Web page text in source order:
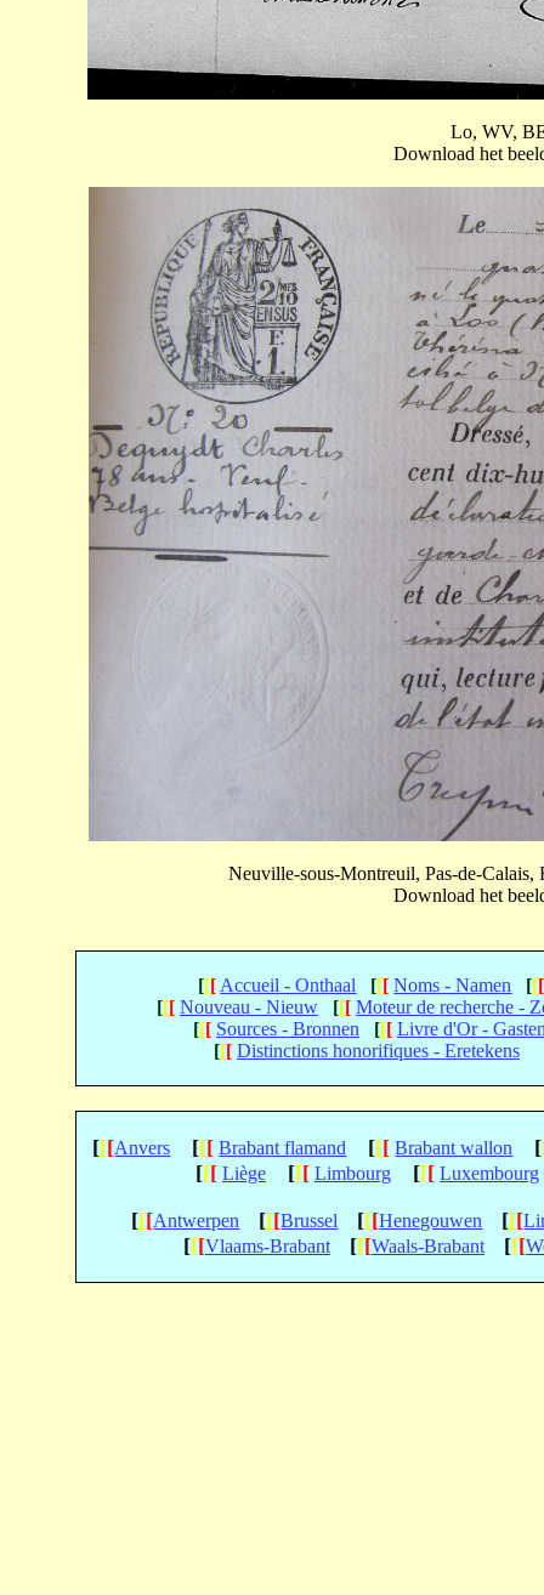
Lo, WV,
Download het
Neuville-sous-Montreuil, Pas-de-
Download het
[[[ Accueil - Onthaal [[[ Noms - Namen [[[
[[[ Nouveau - Nieuw [[[ Moteur de recherche -
[[[ Sources - Bronnen [[[ Livre d'Or -
[[[ Distinctions honorifiques - Eretekens
[[[Anvers [[[ Brabant flamand [[[ Brabant wallon [
[[[ Liège [[[ Limbourg [[[ Luxembourg
[[[Antwerpen [[[Brussel [[[Henegouwen [[[
[[[Vlaams-Brabant [[[Waals-Brabant [[[